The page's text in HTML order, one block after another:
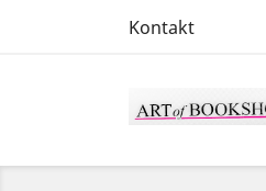
Kontakt